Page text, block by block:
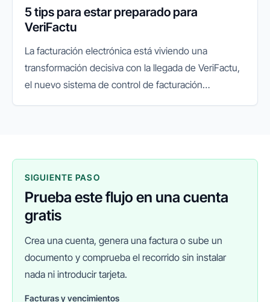
5 tips para estar preparado para
VeriFactu
La facturación electrónica está viviendo una
transformación decisiva con la llegada de VeriFactu,
el nuevo sistema de control de facturación
SIGUIENTE PASO
Prueba este flujo en una cuenta
gratis
Crea una cuenta, genera una factura o sube un
documento y comprueba el recorrido sin instalar
nada ni introducir tarjeta.
Facturas y vencimientos